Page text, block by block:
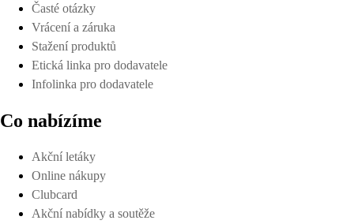
Časté otázky
Vrácení a záruka
Stažení produktů
Etická linka pro dodavatele
Infolinka pro dodavatele
Co nabízíme
Akční letáky
Online nákupy
Clubcard
Akční nabídky a soutěže